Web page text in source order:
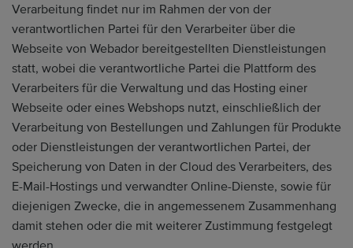
Verarbeitung findet nur im Rahmen der von der
verantwortlichen Partei für den Verarbeiter über die
Webseite von Webador bereitgestellten Dienstleistungen
statt, wobei die verantwortliche Partei die Plattform des
Verarbeiters für die Verwaltung und das Hosting einer
Webseite oder eines Webshops nutzt, einschließlich der
Verarbeitung von Bestellungen und Zahlungen für Produkte
oder Dienstleistungen der verantwortlichen Partei, der
Speicherung von Daten in der Cloud des Verarbeiters, des
E-Mail-Hostings und verwandter Online-Dienste, sowie für
diejenigen Zwecke, die in angemessenem Zusammenhang
damit stehen oder die mit weiterer Zustimmung festgelegt